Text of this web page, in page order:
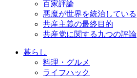
百家評論
悪魔が世界を統治している
共産主義の最終目的
共産党に関する九つの評論
暮らし
料理・グルメ
ライフハック